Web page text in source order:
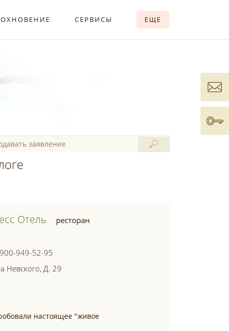
СЕРВИСЫ ЕЩЕ
Отель
ресторан
949-52-95
Невского, Д. 29
настоящее "живое